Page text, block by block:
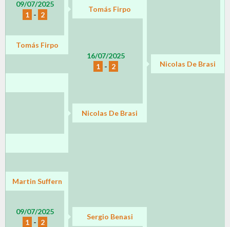
09/07/2025
1 - 2
Tomás Firpo
16/07/2025
1 - 2
Tomás Firpo
Nicolas De Brasi
Nicolas De Brasi
Martin Suffern
09/07/2025
1 - 2
Sergio Benasi